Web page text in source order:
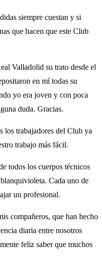
siempre cuestan y si
que hacen que este Club
Valladolid su trato desde el
en mí todas su
yo era joven y con poca
duda. Gracias.
los trabajadores del Club ya
trabajo más fácil.
todos los cuerpos técnicos
Cada uno de
un profesional.
compañeros, que han hecho
diaria entre nosotros
feliz saber que muchos